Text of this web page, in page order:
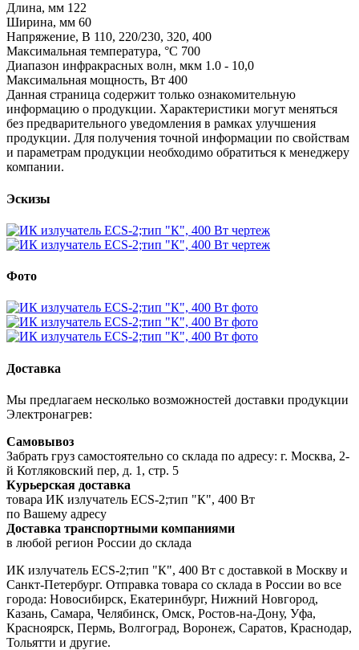
Длина, мм 122
Ширина, мм 60
Напряжение, В 110, 220/230, 320, 400
Максимальная температура, °C 700
Диапазон инфракрасных волн, мкм 1.0 - 10,0
Максимальная мощность, Вт 400
Данная страница содержит только ознакомительную
информацию о продукции. Характеристики могут меняться
без предварительного уведомления в рамках улучшения
продукции. Для получения точной информации по свойствам
и параметрам продукции необходимо обратиться к менеджеру
компании.
Эскизы
Фото
Доставка
Мы предлагаем несколько возможностей доставки продукции
Электронагрев:
Самовывоз
Забрать груз самостоятельно со склада по адресу: г. Москва, 2-
й Котляковский пер, д. 1, стр. 5
Курьерская доставка
товара ИК излучатель ECS-2;тип "К", 400 Вт
по Вашему адресу
Доставка транспортными компаниями
в любой регион России до склада
ИК излучатель ECS-2;тип "К", 400 Вт с доставкой в Москву и
Санкт-Петербург. Отправка товара со склада в России во все
города: Новосибирск, Екатеринбург, Нижний Новгород,
Казань, Самара, Челябинск, Омск, Ростов-на-Дону, Уфа,
Красноярск, Пермь, Волгоград, Воронеж, Саратов, Краснодар,
Тольятти и другие.